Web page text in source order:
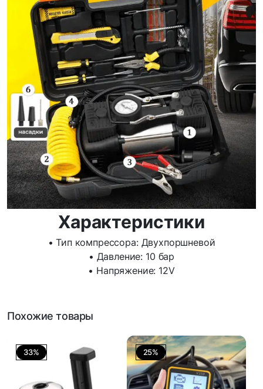
Характеристики
• Тип компрессора: Двухпоршневой
• Давление: 10 бар
• Напряжение: 12V
Похожие товары
33% 25%